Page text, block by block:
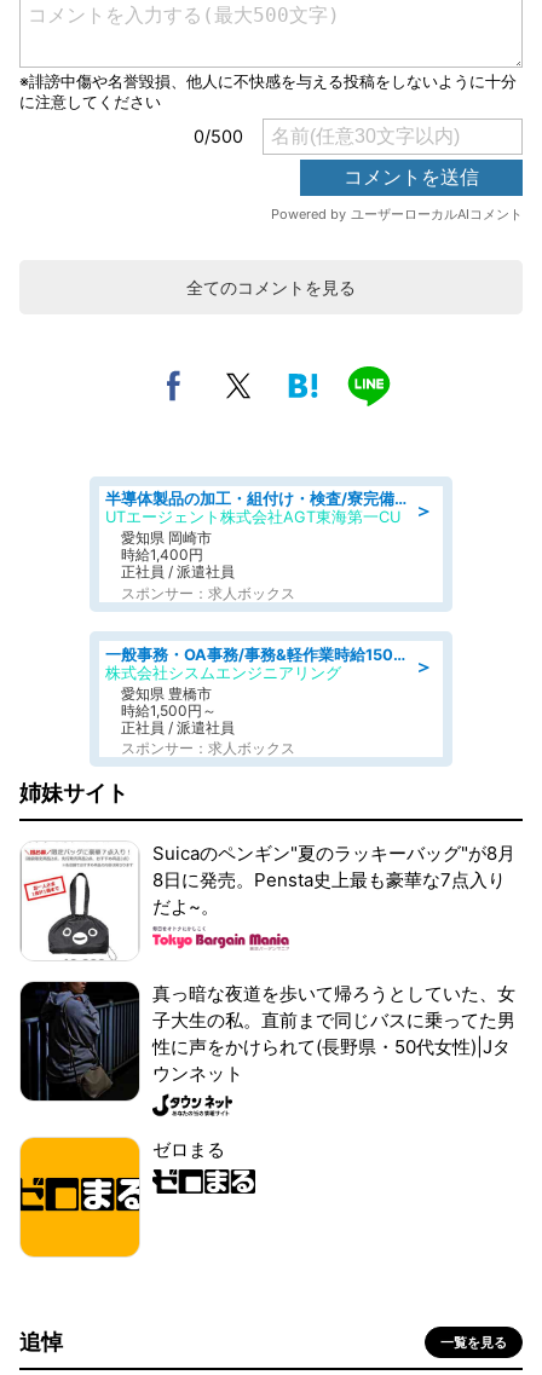
全てのコメントを見る
＞
半導体製品の加工・組付け・検査/寮完備/日勤/日払い/工場・製造
UTエージェント株式会社AGT東海第一CU
愛知県 岡崎市
時給1,400円
正社員 / 派遣社員
スポンサー：求人ボックス
＞
一般事務・OA事務/事務&軽作業時給1500円土日祝休み各種社保完備
株式会社シスムエンジニアリング
愛知県 豊橋市
時給1,500円～
正社員 / 派遣社員
スポンサー：求人ボックス
姉妹サイト
Suicaのペンギン"夏のラッキーバッグ"が8月
8日に発売。Pensta史上最も豪華な7点入り
だよ~。
真っ暗な夜道を歩いて帰ろうとしていた、女
子大生の私。直前まで同じバスに乗ってた男
性に声をかけられて(長野県・50代女性)|Jタ
ウンネット
ゼロまる
追悼 一覧を見る